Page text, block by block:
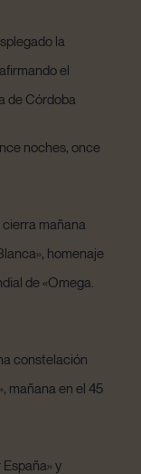
la
el
de Córdoba
noches, once
mañana
homenaje
de «Omega.
constelación
mañana en el 45
y